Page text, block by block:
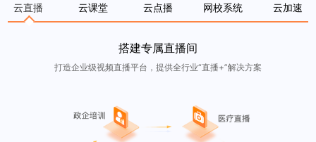
云直播 云课堂 云点播 网校系统 云加速
搭建专属直播间
打造企业级视频直播平台，提供全行业“直播+”解决方案